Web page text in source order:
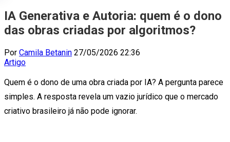
IA Generativa e Autoria: quem é o dono
das obras criadas por algoritmos?
Por Camila Betanin 27/05/2026 22:36
Artigo
Quem é o dono de uma obra criada por IA? A pergunta parece
simples. A resposta revela um vazio jurídico que o mercado
criativo brasileiro já não pode ignorar.